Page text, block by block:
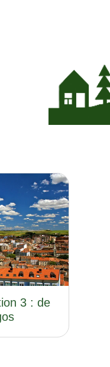
3 : de